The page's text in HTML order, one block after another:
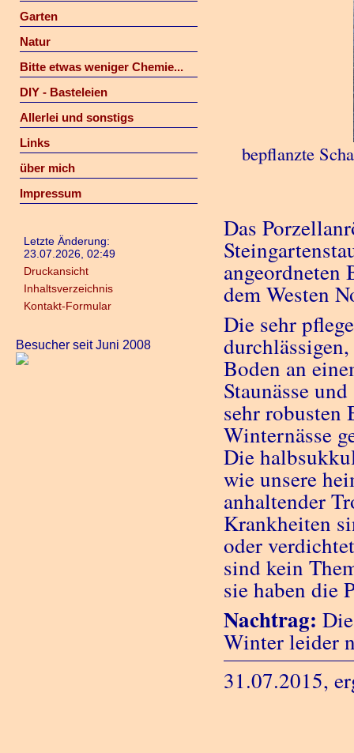
Garten
Natur
Bitte etwas weniger Chemie...
DIY - Basteleien
Allerlei und sonstigs
Links
über mich
Impressum
Letzte Änderung:
23.07.2026, 02:49
Druckansicht
Inhaltsverzeichnis
Kontakt-Formular
Besucher seit Juni 2008
bepflanzte
Das
dem Westen
Die sehr
Boden an
Staunässe
sehr
Winternässe
Die
wie unsere
anhaltender
Krankheiten
oder
sind kein
sie haben die
Nachtrag:
Winter leider
31.07.2015,